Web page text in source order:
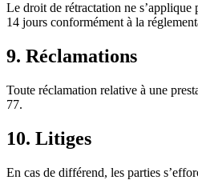
Le droit de rétractation ne s’applique
14 jours conformément à la
9. Réclamations
Toute réclamation relative à une
77.
10. Litiges
En cas de différend, les parties